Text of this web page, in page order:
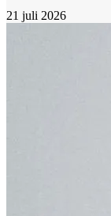
21 juli 2026